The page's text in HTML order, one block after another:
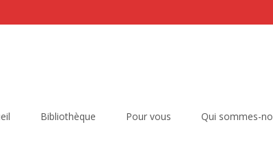
Bibliothèque Pour vous Qui sommes-